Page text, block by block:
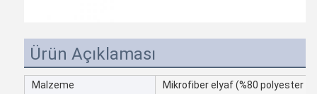
Ürün Açıklaması
Malzeme
Mikrofiber elyaf (%80 polyester